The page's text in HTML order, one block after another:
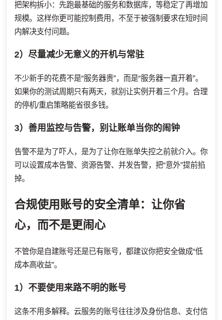
把架构拆小：先跑最基础的服务和数据库，等稳定了再增加
规模。这样你更可能控制费用，不至于被强制要求在短时间
内解决支付问题。
2）尽量减少无意义的开机与常驻
不少新手的花费不是“服务器贵”，而是“服务器一直开着”。
如果你的测试周期只有两天，就别让实例开着三个月。合理
的停机/重启策略能省很多钱。
3）善用监控与告警，别让账单当你的闹钟
告警不是为了吓人，是为了让你在账单失控之前就介入。你
可以设置成本告警、资源告警、并发告警，把“意外”提前掐
掉。
合规使用账号的安全清单：让你省
心，而不是更闹心
不管你是自建账号还是已有账号，都建议你把安全做成“低
成本高收益”。
1）不要使用来路不明的账号
这条不用多解释。云服务的账号往往涉及身份信息、支付信